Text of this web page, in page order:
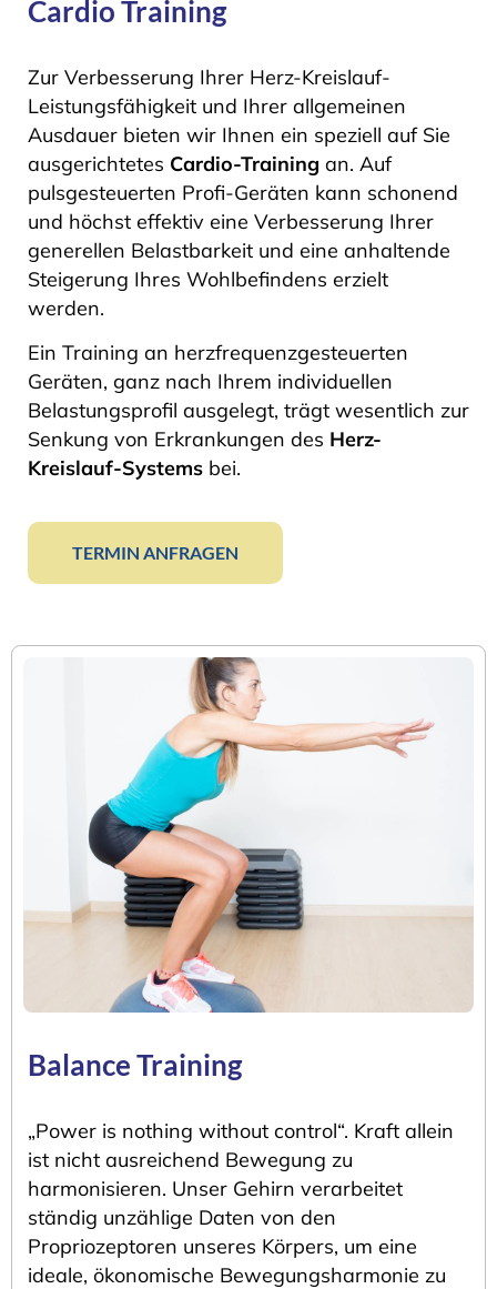
Cardio Training
Zur Verbesserung Ihrer Herz-Kreislauf-
Leistungsfähigkeit und Ihrer allgemeinen
Ausdauer bieten wir Ihnen ein speziell auf Sie
ausgerichtetes Cardio-Training an. Auf
pulsgesteuerten Profi-Geräten kann schonend
und höchst effektiv eine Verbesserung Ihrer
generellen Belastbarkeit und eine anhaltende
Steigerung Ihres Wohlbefindens erzielt
werden.
Ein Training an herzfrequenzgesteuerten
Geräten, ganz nach Ihrem individuellen
Belastungsprofil ausgelegt, trägt wesentlich zur
Senkung von Erkrankungen des Herz-
Kreislauf-Systems bei.
TERMIN ANFRAGEN
Balance Training
„Power is nothing without control“. Kraft allein
ist nicht ausreichend Bewegung zu
harmonisieren. Unser Gehirn verarbeitet
ständig unzählige Daten von den
Propriozeptoren unseres Körpers, um eine
ideale, ökonomische Bewegungsharmonie zu